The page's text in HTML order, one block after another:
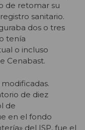
de retomar su
sanitario.
dos o tres
tenía
o incluso
Cenabast.
de diez
de
en el fondo
del ISP, fue el